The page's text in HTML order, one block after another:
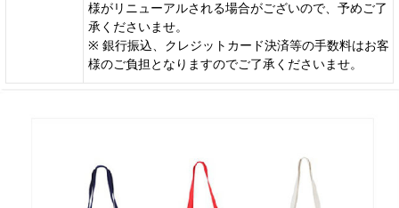
様がリニューアルされる場合がございので、予めご了
承くださいませ。
※ 銀行振込、クレジットカード決済等の手数料はお客
様のご負担となりますのでご了承くださいませ。